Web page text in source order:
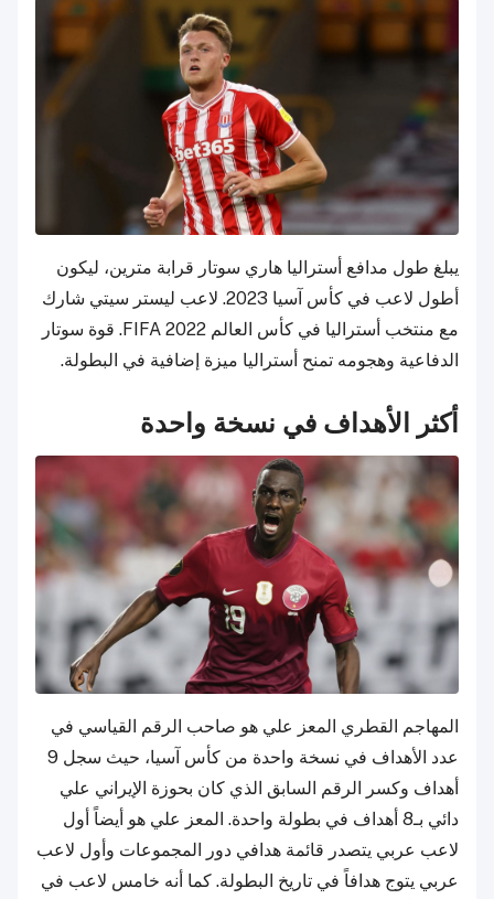
يبلغ طول مدافع أستراليا هاري سوتار قرابة مترين، ليكون
أطول لاعب في كأس آسيا 2023. لاعب ليستر سيتي شارك
مع منتخب أستراليا في كأس العالم FIFA 2022. قوة سوتار
الدفاعية وهجومه تمنح أستراليا ميزة إضافية في البطولة.
أكثر الأهداف في نسخة واحدة
المهاجم القطري المعز علي هو صاحب الرقم القياسي في
عدد الأهداف في نسخة واحدة من كأس آسيا، حيث سجل 9
أهداف وكسر الرقم السابق الذي كان بحوزة الإيراني علي
دائي بـ8 أهداف في بطولة واحدة. المعز علي هو أيضاً أول
لاعب عربي يتصدر قائمة هدافي دور المجموعات وأول لاعب
عربي يتوج هدافاً في تاريخ البطولة. كما أنه خامس لاعب في